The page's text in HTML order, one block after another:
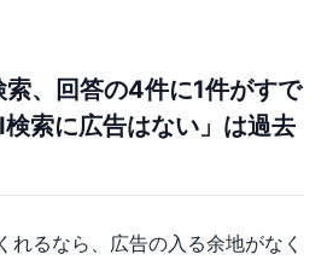
、回答の4件に1件がすで
索に広告はない」は過去
れるなら、広告の入る余地がなく